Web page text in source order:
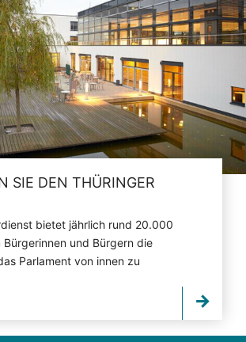
SIE DEN THÜRINGER
bietet jährlich rund 20.000
Bürgerinnen und Bürgern die
Parlament von innen zu